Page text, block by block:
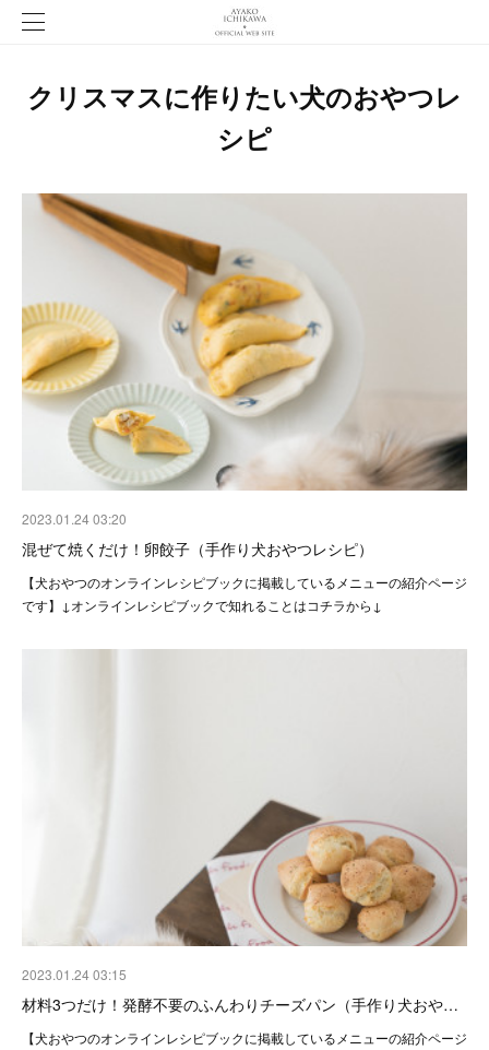
クリスマスに作りたい犬のおやつレ
シピ
2023.01.24 03:20
混ぜて焼くだけ！卵餃子（手作り犬おやつレシピ）
【犬おやつのオンラインレシピブックに掲載しているメニューの紹介ページ
です】↓オンラインレシピブックで知れることはコチラから↓
2023.01.24 03:15
材料3つだけ！発酵不要のふんわりチーズパン（手作り犬おや…
【犬おやつのオンラインレシピブックに掲載しているメニューの紹介ページ